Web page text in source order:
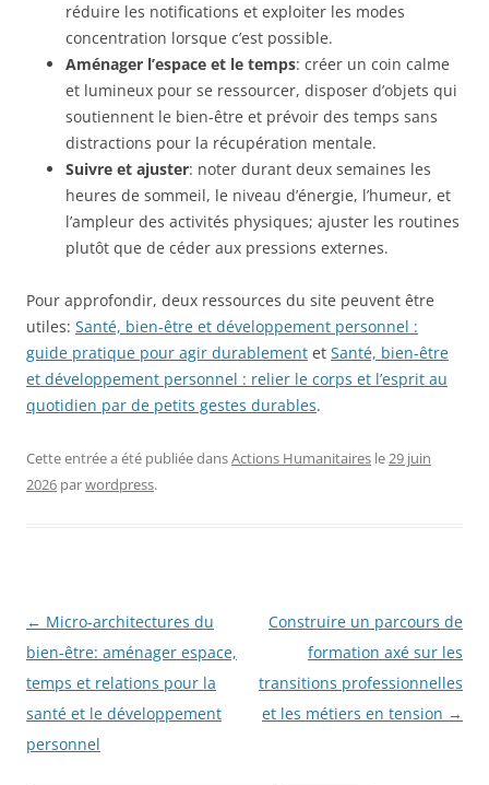
réduire les notifications et exploiter les modes
concentration lorsque c’est possible.
Aménager l’espace et le temps: créer un coin calme
et lumineux pour se ressourcer, disposer d’objets qui
soutiennent le bien-être et prévoir des temps sans
distractions pour la récupération mentale.
Suivre et ajuster: noter durant deux semaines les
heures de sommeil, le niveau d’énergie, l’humeur, et
l’ampleur des activités physiques; ajuster les routines
plutôt que de céder aux pressions externes.
Pour approfondir, deux ressources du site peuvent être
utiles: Santé, bien-être et développement personnel :
guide pratique pour agir durablement et Santé, bien-être
et développement personnel : relier le corps et l’esprit au
quotidien par de petits gestes durables.
Cette entrée a été publiée dansActions Humanitaires le29 juin
2026 parwordpress.
Navigation
des
articles
← Micro-architectures du
bien-être: aménager espace,
temps et relations pour la
santé et le développement
personnel
Construire un parcours de
formation axé sur les
transitions professionnelles
et les métiers en tension →